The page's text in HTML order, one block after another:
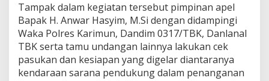
Tampak dalam kegiatan tersebut pimpinan apel
Bapak H. Anwar Hasyim, M.Si dengan didampingi
Waka Polres Karimun, Dandim 0317/TBK, Danlanal
TBK serta tamu undangan lainnya lakukan cek
pasukan dan kesiapan yang digelar diantaranya
kendaraan sarana pendukung dalam penanganan